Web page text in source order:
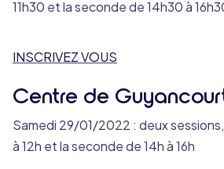
11h30 et la seconde de 14h30 à
INSCRIVEZ VOUS
Centre de
Samedi 29/01/2022 : deux
à 12h et la seconde de 14h à 16h